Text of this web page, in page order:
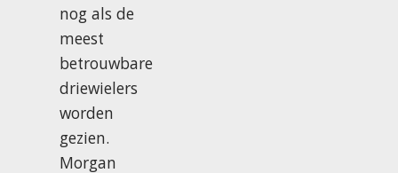
nog als de
meest
betrouwbare
driewielers
worden
gezien.
Morgan